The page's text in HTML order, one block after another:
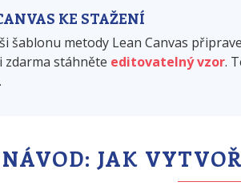
KE STAŽENÍ
šablonu metody Lean Canvas
zdarma stáhněte editovatelný vzor.
NÁVOD: JAK